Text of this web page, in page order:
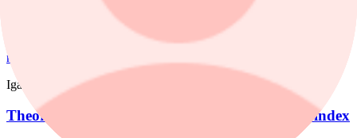
valt sida mellan börsens två stora maktbolag - Investor och
nyheter
Igår, 10:42
Theorells revansch – småbolagsfonden kör om index